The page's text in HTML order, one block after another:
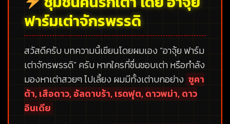
ฟาร์มเต่าจักรพรรดิ
สวัสดีครับ บทความนี้เขียนโดยผมเอง “อาจุ้ย ฟาร์ม
เต่าจักรพรรดิ”ครับ หากใครที่ชื่นชอบเต่า หรือกำลัง
มองหาเต่าสวยๆ ไปเลี้ยง ผมมีทั้งเต่าบกอย่าง ซูคา
ต้า, เสือดาว, อัลดาบร้า, เรดฟุต, ดาวพม่า, ดาว
อินเดีย